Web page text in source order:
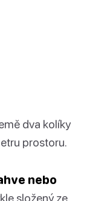
dva kolíky
prostoru.
nebo
složený ze